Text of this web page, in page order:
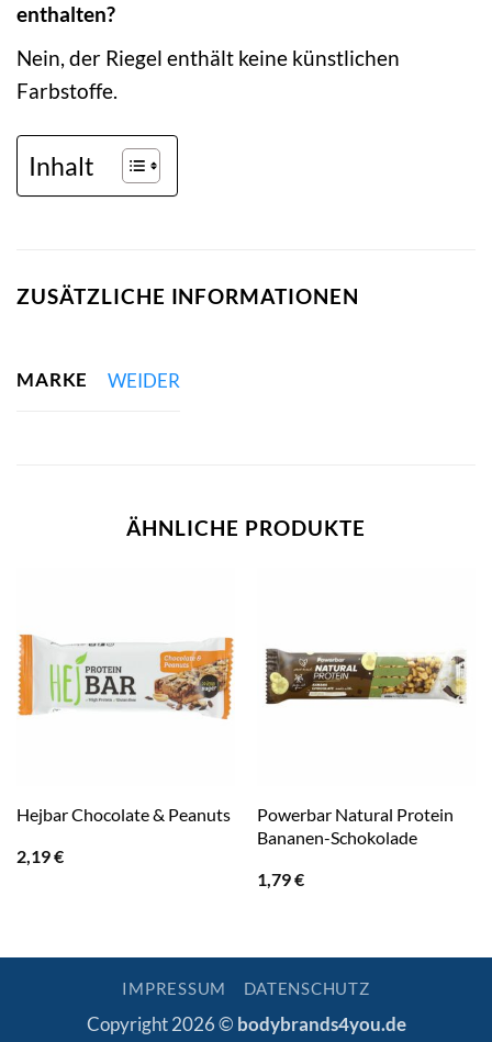
enthalten?
Nein, der Riegel enthält keine künstlichen
Farbstoffe.
Inhalt
ZUSÄTZLICHE INFORMATIONEN
MARKE WEIDER
ÄHNLICHE PRODUKTE
Hejbar Chocolate & Peanuts
2,19€
Powerbar Natural Protein
Bananen-Schokolade
1,79€
IMPRESSUM DATENSCHUTZ
Copyright 2026 © bodybrands4you.de